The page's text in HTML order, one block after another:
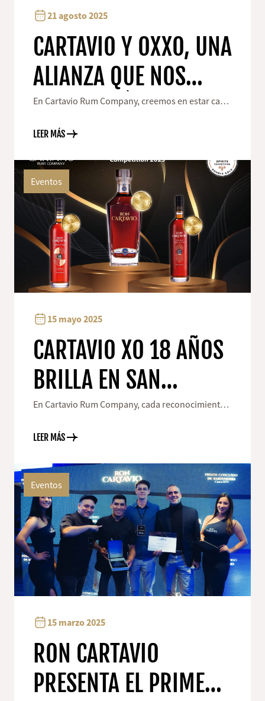
21 agosto 2025
CARTAVIO Y OXXO, UNA
ALIANZA QUE NOS
ACERCA MÁS A
NUESTROS
CONSUMIDORES
En Cartavio Rum Company, creemos en estar cada
nuestro ron.
LEER MÁS
Eventos
15 mayo 2025
CARTAVIO XO 18 AÑOS
BRILLA EN SAN
FRANCISCO CON DOBLE
MEDALLA DE ORO
En Cartavio Rum Company, cada reconocimiento
hacemos con pasión y compromiso.
LEER MÁS
Eventos
15 marzo 2025
RON CARTAVIO
PRESENTA EL PRIMER